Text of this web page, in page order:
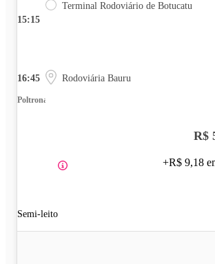
15:15
Terminal Rodoviário de Botucatu
16:45 Rodoviária Bauru
Poltrona
Semi-leito
R$
+R$ 9,18